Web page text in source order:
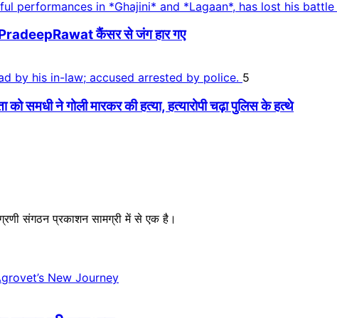
PradeepRawat कैंसर से जंग हार गए
5
समधी ने गोली मारकर की हत्या, हत्यारोपी चढ़ा पुलिस के हत्थे
संगठन प्रकाशन सामग्री में से एक है।